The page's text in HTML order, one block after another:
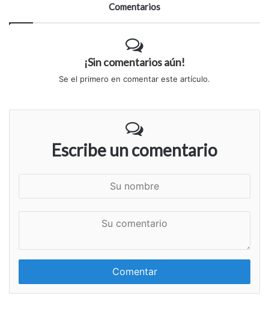
Comentarios
¡Sin comentarios aún!
Se el primero en comentar este artículo.
Escribe un comentario
n